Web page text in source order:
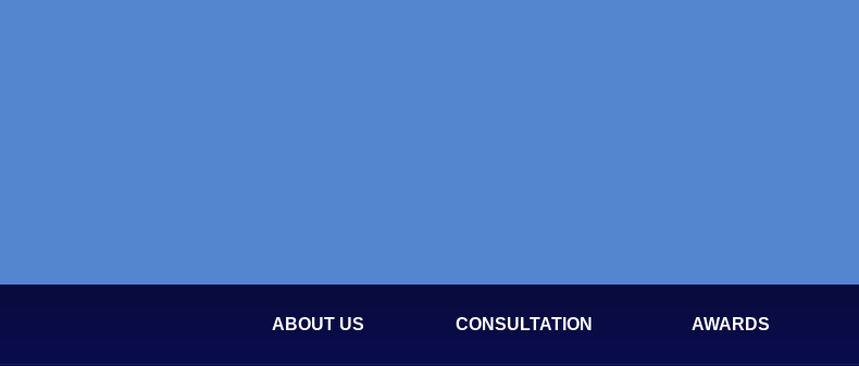
ABOUT US CONSULTATION AWARDS